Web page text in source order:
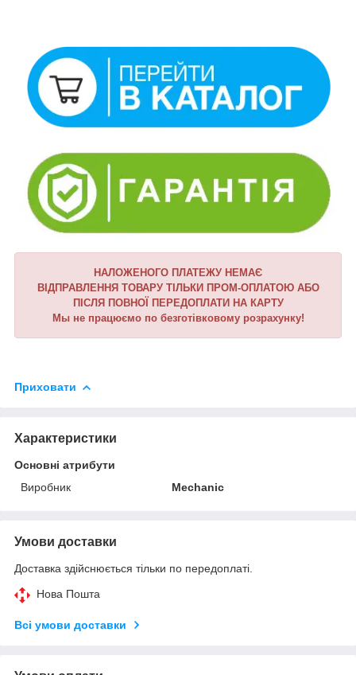
НАЛОЖЕНОГО ПЛАТЕЖУ НЕМАЄ
ВІДПРАВЛЕННЯ ТОВАРУ ТІЛЬКИ ПРОМ-ОПЛАТОЮ АБО
ПІСЛЯ ПОВНОЇ ПЕРЕДОПЛАТИ НА КАРТУ
Мы не працюємо по безготівковому розрахунку!
Приховати
Характеристики
Основні атрибути
Виробник
Mechanic
Умови доставки
Доставка здійснюється тільки по передоплаті.
Нова Пошта
Всі умови доставки